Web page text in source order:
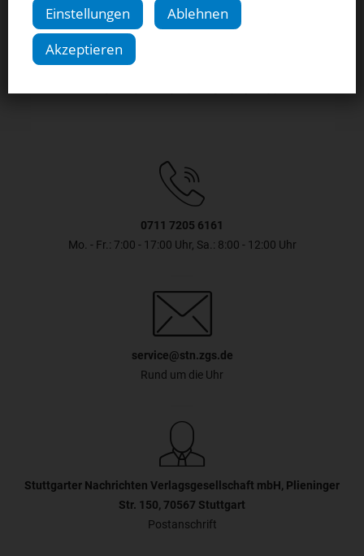
Sie haben Fragen?
0711 7205 6161
Mo. - Fr.: 7:00 - 17:00 Uhr, Sa.: 8:00 - 12:00 Uhr
service@stn.zgs.de
Rund um die Uhr
Stuttgarter Nachrichten Verlagsgesellschaft mbH, Plieninger
Str. 150, 70567 Stuttgart
Postanschrift
Einstellungen
Ablehnen
Akzeptieren